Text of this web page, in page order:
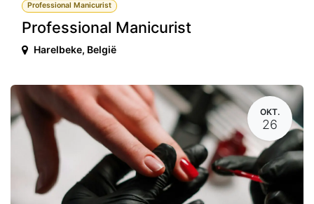
Professional Manicurist
Professional Manicurist
Harelbeke, België
OKT.
26